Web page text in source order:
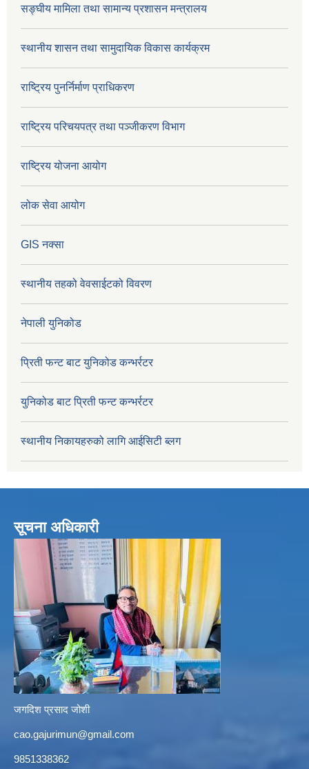
सङ्घीय मामिला तथा सामान्य प्रशासन मन्त्रालय
स्थानीय शासन तथा सामुदायिक विकास कार्यक्रम
राष्ट्रिय पुनर्निर्माण प्राधिकरण
राष्ट्रिय परिचयपत्र तथा पञ्जीकरण विभाग
राष्ट्रिय योजना आयोग
लोक सेवा आयोग
GIS नक्सा
स्थानीय तहको वेवसाईटको विवरण
नेपाली युनिकोड
प्रिती फन्ट बाट युनिकोड कन्भर्रटर
युनिकोड बाट प्रिती फन्ट कन्भर्रटर
स्थानीय निकायहरुको लागि आईसिटी ब्लग
सूचना अधिकारी
जगदिश प्रसाद जोशी
cao.gajurimun@gmail.com
9851338362